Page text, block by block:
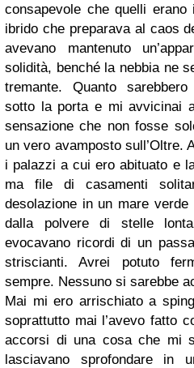
consapevole che quelli
ibrido che preparava al caos
avevano mantenuto
solidità, benché la nebbia ne
tremante. Quanto
sotto la porta e mi avvicinai
sensazione che non fosse
un vero avamposto sull’Oltre.
i palazzi a cui ero abituato e
ma file di casamenti
desolazione in un mare
dalla polvere di stelle
evocavano ricordi di un
striscianti. Avrei potuto
sempre. Nessuno si sarebbe
Mai mi ero arrischiato a
soprattutto mai l’avevo fatto
accorsi di una cosa che mi
lasciavano sprofondare in